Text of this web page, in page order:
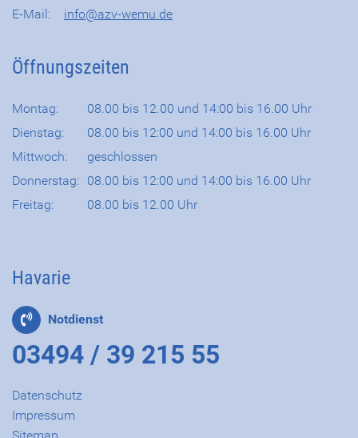
E-Mail:
info@azv-wemu.de
Öffnungszeiten
Montag:
08.00 bis 12.00 und 14:00 bis 16.00 Uhr
Dienstag:
08.00 bis 12:00 und 14:00 bis 16.00 Uhr
Mittwoch:
geschlossen
Donnerstag: 08.00 bis 12:00 und 14:00 bis 16.00 Uhr
Freitag:
08.00 bis 12.00 Uhr
Havarie
Notdienst
03494 / 39 215 55
Datenschutz
Impressum